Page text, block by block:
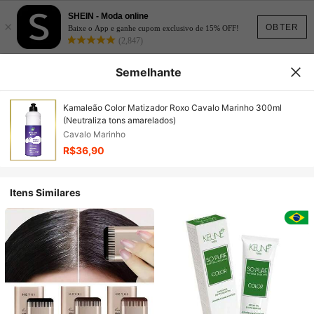
OBTER
×
SHEIN - Moda online
Baixe o App e ganhe cupom exclusivo de 15% OFF!
(2,847)
Semelhante
Kamaleão Color Matizador Roxo Cavalo Marinho 300ml
(Neutraliza tons amarelados)
Cavalo Marinho
R$36,90
Itens Similares